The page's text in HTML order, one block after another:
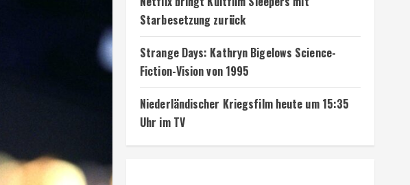
Starbesetzung zurück
Strange Days: Kathryn Bigelows Science-
Fiction-Vision von 1995
Niederländischer Kriegsfilm heute um 15:35
Uhr im TV